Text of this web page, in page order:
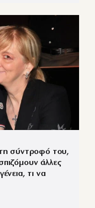
σύντροφό του,
άλλες
τι να